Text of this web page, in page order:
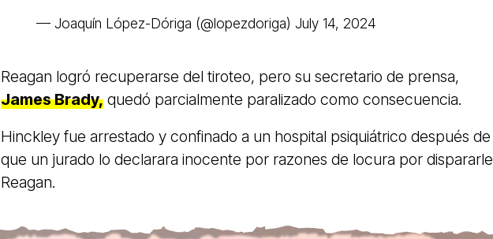
— Joaquín López-Dóriga (@lopezdoriga) July 14, 2024
Reagan logró recuperarse del tiroteo, pero su secretario de prensa,
James Brady, quedó parcialmente paralizado como consecuencia.
Hinckley fue arrestado y confinado a un hospital psiquiátrico después de
que un jurado lo declarara inocente por razones de locura por
Reagan.